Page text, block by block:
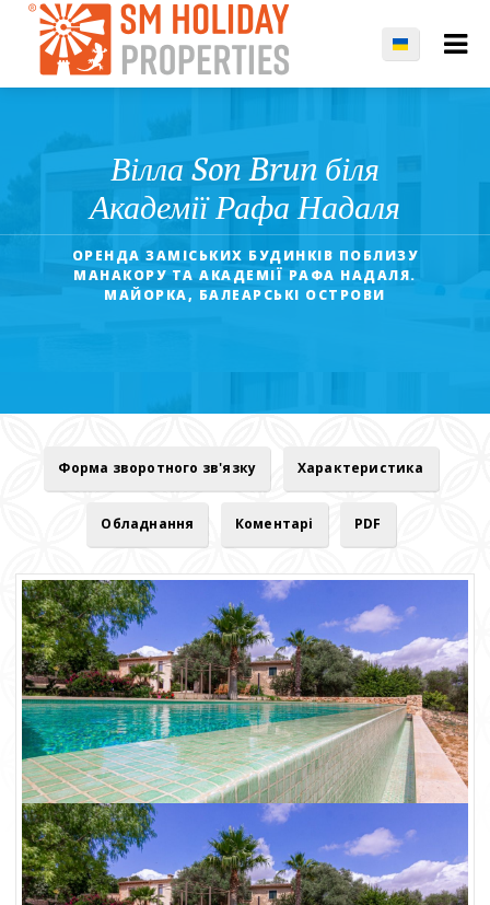
Вілла Son Brun біля
Академії Рафа Надаля
ОРЕНДА ЗАМІСЬКИХ БУДИНКІВ ПОБЛИЗУ
МАНАКОРУ ТА АКАДЕМІЇ РАФА НАДАЛЯ.
МАЙОРКА, БАЛЕАРСЬКІ ОСТРОВИ
Форма зворотного зв'язку Характеристика
Обладнання Коментарі PDF